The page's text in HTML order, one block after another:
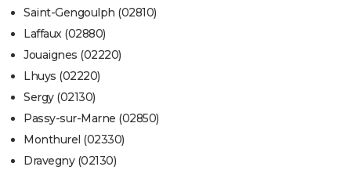
Saint-Gengoulph (02810)
Laffaux (02880)
Jouaignes (02220)
Lhuys (02220)
Sergy (02130)
Passy-sur-Marne (02850)
Monthurel (02330)
Dravegny (02130)